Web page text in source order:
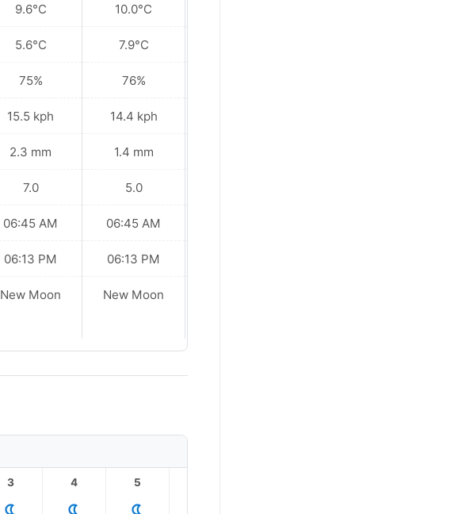
9.6°C
5.6°C
75%
15.5 kph
2.3 mm
7.0
06:45 AM
06:13 PM
New Moon
10.0°C
7.9°C
76%
14.4 kph
1.4 mm
5.0
06:45 AM
06:13 PM
New Moon
3 4 5